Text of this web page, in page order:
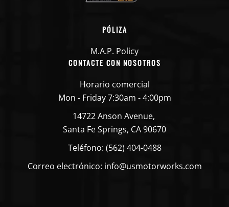
PÓLIZA
M.A.P. Policy
CONTACTE CON NOSOTROS
Horario comercial
Mon - Friday 7:30am - 4:00pm
14722 Anson Avenue,
Santa Fe Springs, CA 90670
Teléfono: (562) 404-0488
Correo electrónico: info@usmotorworks.com